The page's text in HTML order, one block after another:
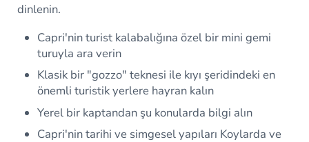
dinlenin.
Capri'nin turist kalabalığına özel bir mini gemi
turuyla ara verin
Klasik bir "gozzo" teknesi ile kıyı şeridindeki en
önemli turistik yerlere hayran kalın
Yerel bir kaptandan şu konularda bilgi alın
Capri'nin tarihi ve simgesel yapıları Koylarda ve